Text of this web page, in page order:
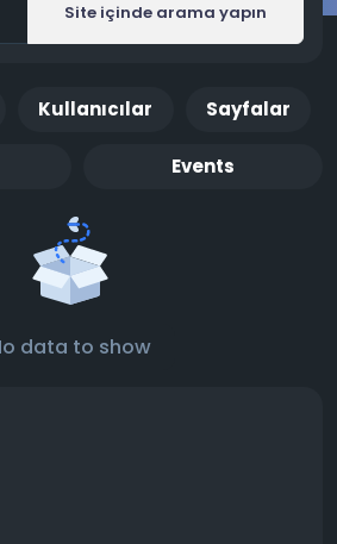
Site içinde arama yapın
Kullanıcılar Sayfalar
Events
data to show